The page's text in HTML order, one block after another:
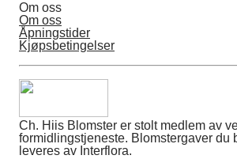
Om oss
Om oss
Åpningstider
Kjøpsbetingelser
Ch. Hiis Blomster er stolt medlem av
formidlingstjeneste. Blomstergaver du
leveres av Interflora.